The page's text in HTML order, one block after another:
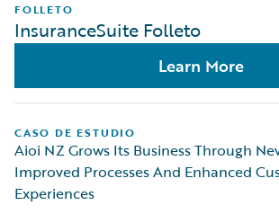
FOLLETO
InsuranceSuite Folleto
Learn More
CASO DE ESTUDIO
Aioi NZ Grows Its Business Through
Improved Processes And Enhanced
Experiences